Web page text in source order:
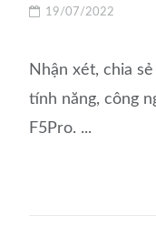
19/07/2022
Nhận xét, chia
tính năng, công
F5Pro. ...